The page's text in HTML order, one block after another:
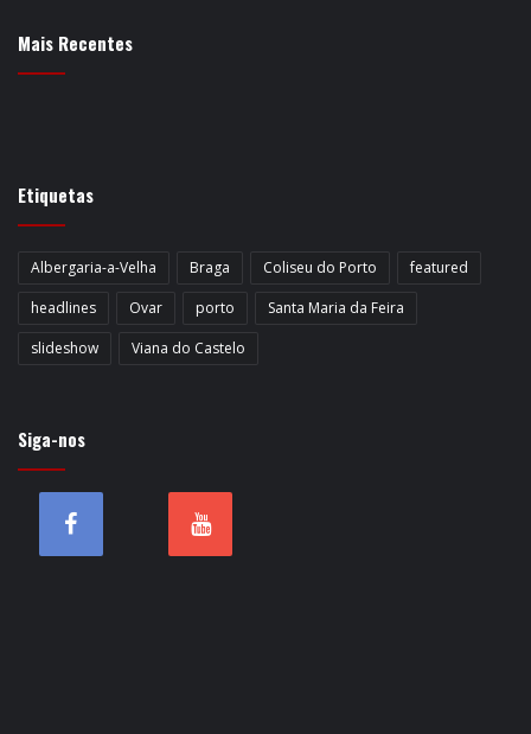
Mais Recentes
Etiquetas
Albergaria-a-Velha Braga Coliseu do Porto
featured
headlines
Ovar porto
Santa Maria da Feira
slideshow
Viana do Castelo
Siga-nos